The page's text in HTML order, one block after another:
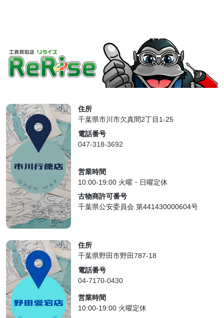
住所
千葉県市川市欠真間2丁目1-25
電話番号
047-318-3692
営業時間
10:00-19:00 火曜・日曜定休
古物商許可番号
千葉県公安委員会 第441430000604号
住所
千葉県野田市野田787-18
電話番号
04-7170-0430
営業時間
10:00-19:00 火曜定休